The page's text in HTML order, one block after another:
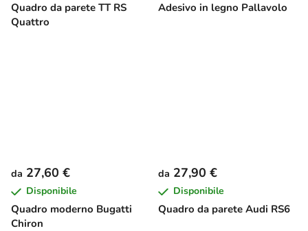
Quadro da parete TT RS
Quattro
Adesivo in legno Pallavolo
Quadro moderno Bugatti
Chiron
da 27,60 €
Disponibile
Quadro da parete Audi RS6
da 27,90 €
Disponibile